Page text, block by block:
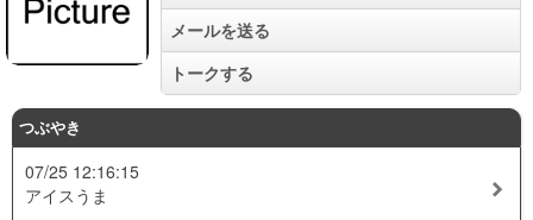
メールを送る
トークする
つぶやき
07/25 12:16:15
アイスうま